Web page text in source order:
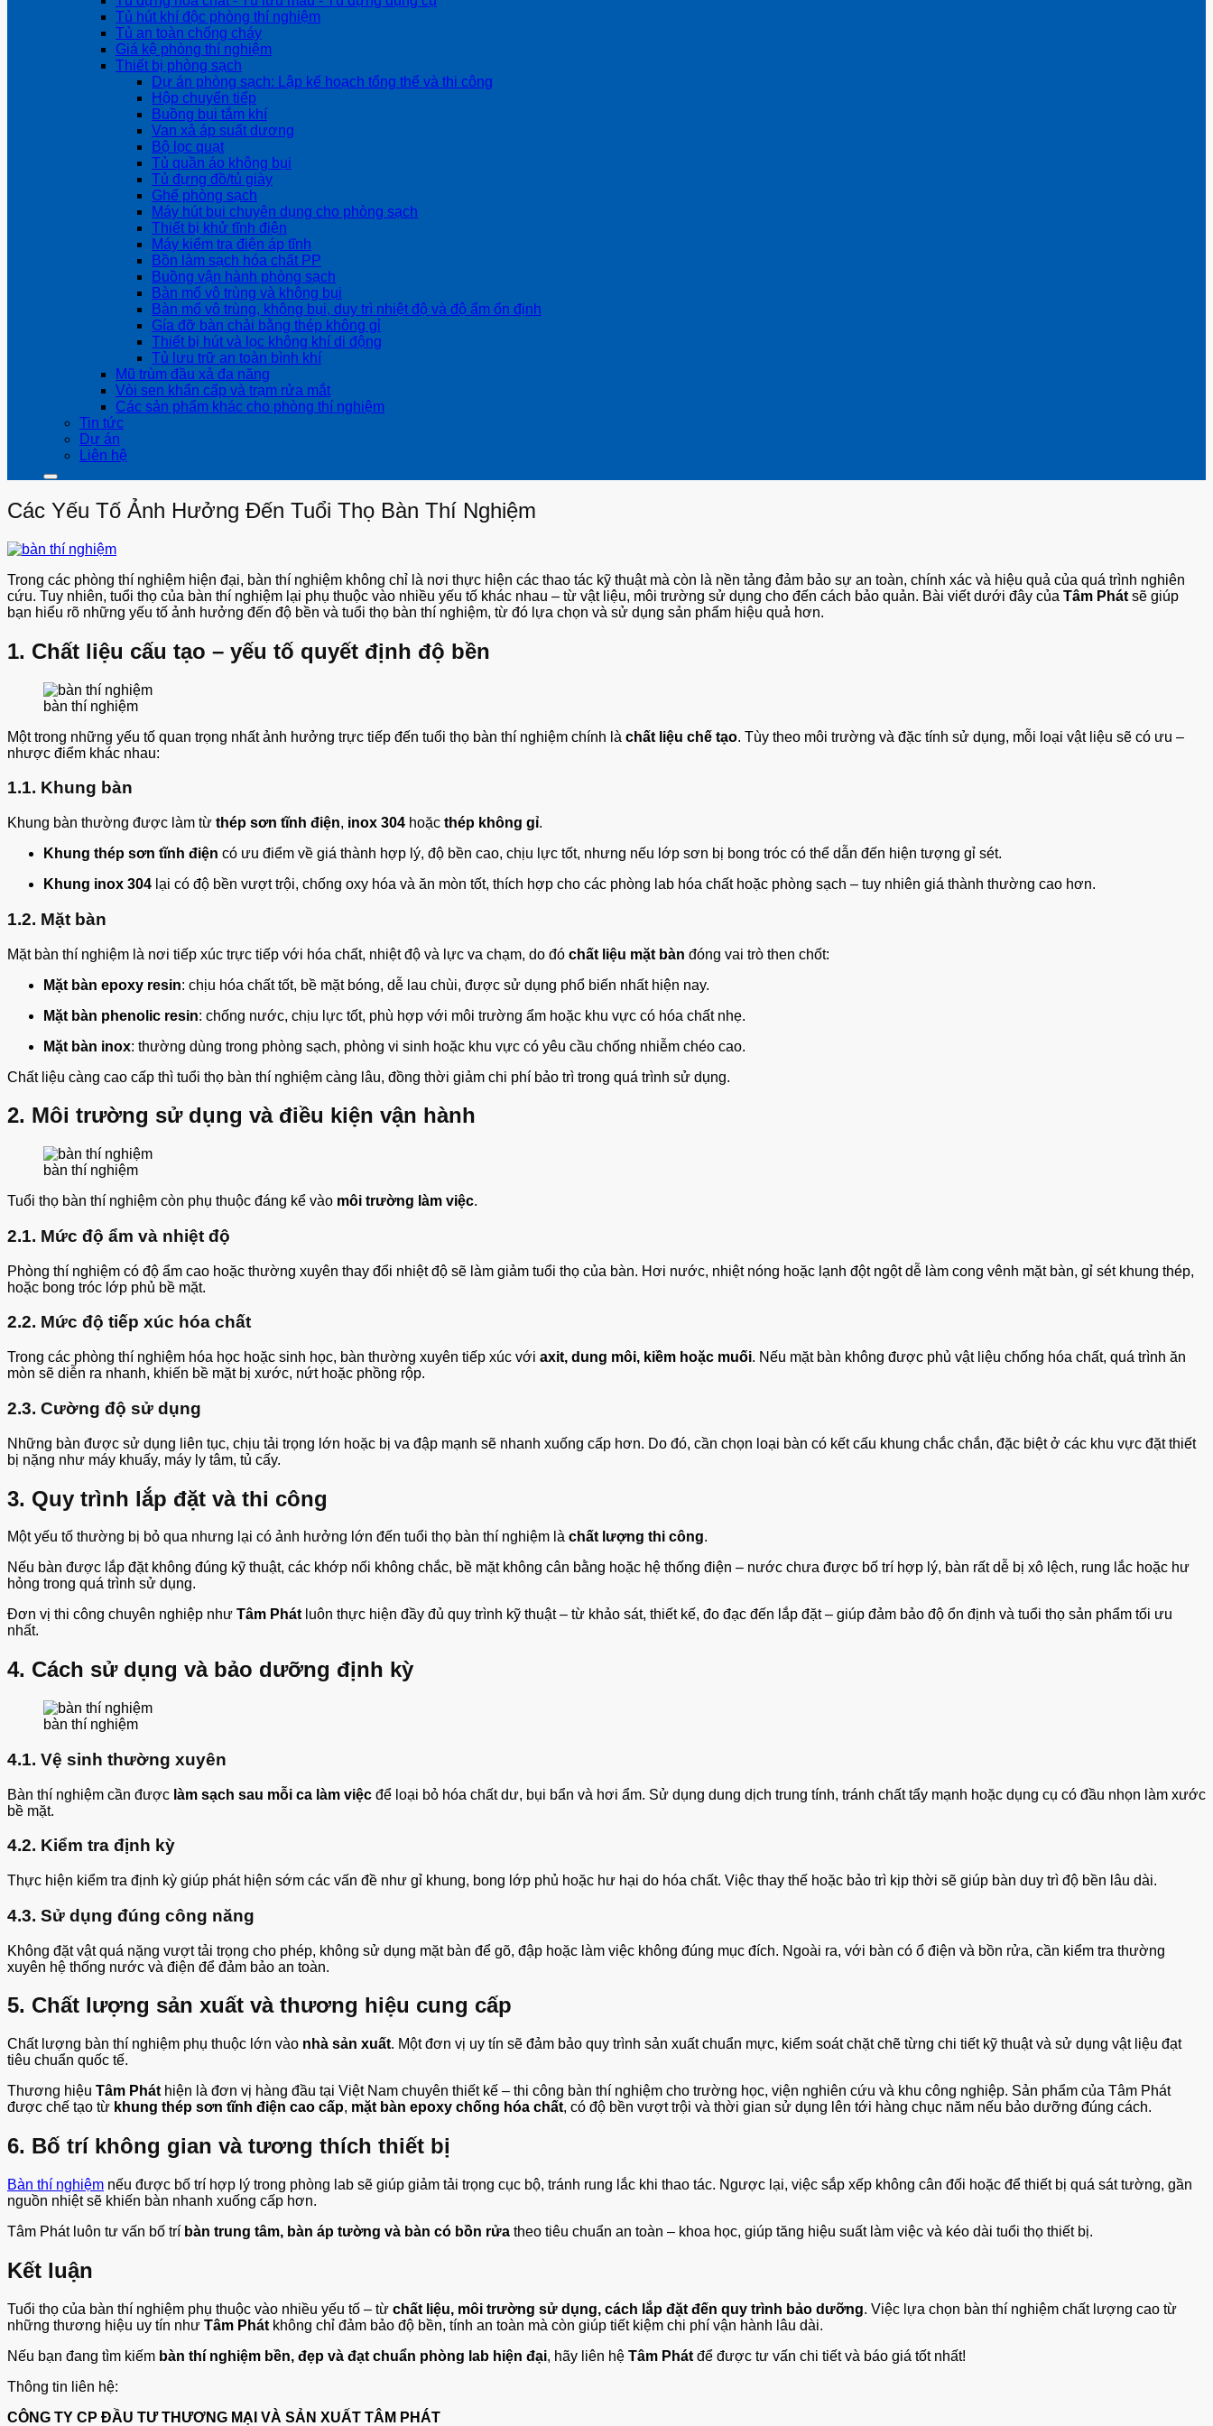
Tủ hút khí độc phòng thí nghiệm
Tủ an toàn chống cháy
Giá kệ phòng thí nghiệm
Thiết bị phòng sạch
Dự án phòng sạch: Lập kế hoạch tổng thể và thi công
Hộp chuyển tiếp
Buồng bụi tắm khí
Van xả áp suất dương
Bộ lọc quạt
Tủ quần áo không bụi
Tủ đựng đồ/tủ giày
Ghế phòng sạch
Máy hút bụi chuyên dụng cho phòng sạch
Thiết bị khử tĩnh điện
Máy kiểm tra điện áp tĩnh
Bồn làm sạch hóa chất PP
Buồng vận hành phòng sạch
Bàn mổ vô trùng và không bụi
Bàn mổ vô trùng, không bụi, duy trì nhiệt độ và độ ẩm ổn định
Gía đỡ bàn chải bằng thép không gỉ
Thiết bị hút và lọc không khí di động
Tủ lưu trữ an toàn bình khí
Mũ trùm đầu xả đa năng
Vòi sen khẩn cấp và trạm rửa mắt
Các sản phẩm khác cho phòng thí nghiệm
Tin tức
Dự án
Liên hệ
Các Yếu Tố Ảnh Hưởng Đến Tuổi Thọ Bàn Thí Nghiệm
Trong các phòng thí nghiệm hiện đại, bàn thí nghiệm không chỉ là nơi thực hiện các thao tác kỹ thuật mà còn là nền tảng đảm bảo sự an toàn, chính xác và hiệu quả của quá trình nghiên
cứu. Tuy nhiên, tuổi thọ của bàn thí nghiệm lại phụ thuộc vào nhiều yếu tố khác nhau – từ vật liệu, môi trường sử dụng cho đến cách bảo quản. Bài viết dưới đây của Tâm Phát sẽ giúp
bạn hiểu rõ những yếu tố ảnh hưởng đến độ bền và tuổi thọ bàn thí nghiệm, từ đó lựa chọn và sử dụng sản phẩm hiệu quả hơn.
1. Chất liệu cấu tạo – yếu tố quyết định độ bền
bàn thí nghiệm
Một trong những yếu tố quan trọng nhất ảnh hưởng trực tiếp đến tuổi thọ bàn thí nghiệm chính là chất liệu chế tạo. Tùy theo môi trường và đặc tính sử dụng, mỗi loại vật liệu sẽ có ưu –
nhược điểm khác nhau:
1.1. Khung bàn
Khung bàn thường được làm từ thép sơn tĩnh điện, inox 304 hoặc thép không gỉ.
Khung thép sơn tĩnh điện có ưu điểm về giá thành hợp lý, độ bền cao, chịu lực tốt, nhưng nếu lớp sơn bị bong tróc có thể dẫn đến hiện tượng gỉ sét.
Khung inox 304 lại có độ bền vượt trội, chống oxy hóa và ăn mòn tốt, thích hợp cho các phòng lab hóa chất hoặc phòng sạch – tuy nhiên giá thành thường cao hơn.
1.2. Mặt bàn
Mặt bàn thí nghiệm là nơi tiếp xúc trực tiếp với hóa chất, nhiệt độ và lực va chạm, do đó chất liệu mặt bàn đóng vai trò then chốt:
Mặt bàn epoxy resin: chịu hóa chất tốt, bề mặt bóng, dễ lau chùi, được sử dụng phổ biến nhất hiện nay.
Mặt bàn phenolic resin: chống nước, chịu lực tốt, phù hợp với môi trường ẩm hoặc khu vực có hóa chất nhẹ.
Mặt bàn inox: thường dùng trong phòng sạch, phòng vi sinh hoặc khu vực có yêu cầu chống nhiễm chéo cao.
Chất liệu càng cao cấp thì tuổi thọ bàn thí nghiệm càng lâu, đồng thời giảm chi phí bảo trì trong quá trình sử dụng.
2. Môi trường sử dụng và điều kiện vận hành
bàn thí nghiệm
Tuổi thọ bàn thí nghiệm còn phụ thuộc đáng kể vào môi trường làm việc.
2.1. Mức độ ẩm và nhiệt độ
Phòng thí nghiệm có độ ẩm cao hoặc thường xuyên thay đổi nhiệt độ sẽ làm giảm tuổi thọ của bàn. Hơi nước, nhiệt nóng hoặc lạnh đột ngột dễ làm cong vênh mặt bàn, gỉ sét khung thép,
hoặc bong tróc lớp phủ bề mặt.
2.2. Mức độ tiếp xúc hóa chất
Trong các phòng thí nghiệm hóa học hoặc sinh học, bàn thường xuyên tiếp xúc với axit, dung môi, kiềm hoặc muối. Nếu mặt bàn không được phủ vật liệu chống hóa chất, quá trình ăn
mòn sẽ diễn ra nhanh, khiến bề mặt bị xước, nứt hoặc phồng rộp.
2.3. Cường độ sử dụng
Những bàn được sử dụng liên tục, chịu tải trọng lớn hoặc bị va đập mạnh sẽ nhanh xuống cấp hơn. Do đó, cần chọn loại bàn có kết cấu khung chắc chắn, đặc biệt ở các khu vực đặt thiết
bị nặng như máy khuấy, máy ly tâm, tủ cấy.
3. Quy trình lắp đặt và thi công
Một yếu tố thường bị bỏ qua nhưng lại có ảnh hưởng lớn đến tuổi thọ bàn thí nghiệm là chất lượng thi công.
Nếu bàn được lắp đặt không đúng kỹ thuật, các khớp nối không chắc, bề mặt không cân bằng hoặc hệ thống điện – nước chưa được bố trí hợp lý, bàn rất dễ bị xô lệch, rung lắc hoặc hư
hỏng trong quá trình sử dụng.
Đơn vị thi công chuyên nghiệp như Tâm Phátluôn thực hiện đầy đủ quy trình kỹ thuật – từ khảo sát, thiết kế, đo đạc đến lắp đặt – giúp đảm bảo độ ổn định và tuổi thọ sản phẩm tối ưu
nhất.
4. Cách sử dụng và bảo dưỡng định kỳ
bàn thí nghiệm
4.1. Vệ sinh thường xuyên
Bàn thí nghiệm cần được làm sạch sau mỗi ca làm việc để loại bỏ hóa chất dư, bụi bẩn và hơi ẩm. Sử dụng dung dịch trung tính, tránh chất tẩy mạnh hoặc dụng cụ có đầu nhọn làm xước
bề mặt.
4.2. Kiểm tra định kỳ
Thực hiện kiểm tra định kỳ giúp phát hiện sớm các vấn đề như gỉ khung, bong lớp phủ hoặc hư hại do hóa chất. Việc thay thế hoặc bảo trì kịp thời sẽ giúp bàn duy trì độ bền lâu dài.
4.3. Sử dụng đúng công năng
Không đặt vật quá nặng vượt tải trọng cho phép, không sử dụng mặt bàn để gõ, đập hoặc làm việc không đúng mục đích. Ngoài ra, với bàn có ổ điện và bồn rửa, cần kiểm tra thường
xuyên hệ thống nước và điện để đảm bảo an toàn.
5. Chất lượng sản xuất và thương hiệu cung cấp
Chất lượng bàn thí nghiệm phụ thuộc lớn vào nhà sản xuất. Một đơn vị uy tín sẽ đảm bảo quy trình sản xuất chuẩn mực, kiểm soát chặt chẽ từng chi tiết kỹ thuật và sử dụng vật liệu đạt
tiêu chuẩn quốc tế.
Thương hiệu Tâm Phát hiện là đơn vị hàng đầu tại Việt Nam chuyên thiết kế – thi công bàn thí nghiệm cho trường học, viện nghiên cứu và khu công nghiệp. Sản phẩm của Tâm Phát
được chế tạo từ khung thép sơn tĩnh điện cao cấp, mặt bàn epoxy chống hóa chất, có độ bền vượt trội và thời gian sử dụng lên tới hàng chục năm nếu bảo dưỡng đúng cách.
6. Bố trí không gian và tương thích thiết bị
Bàn thí nghiệm nếu được bố trí hợp lý trong phòng lab sẽ giúp giảm tải trọng cục bộ, tránh rung lắc khi thao tác. Ngược lại, việc sắp xếp không cân đối hoặc để thiết bị quá sát tường, gần
nguồn nhiệt sẽ khiến bàn nhanh xuống cấp hơn.
Tâm Phát luôn tư vấn bố trí bàn trung tâm, bàn áp tường và bàn có bồn rửa theo tiêu chuẩn an toàn – khoa học, giúp tăng hiệu suất làm việc và kéo dài tuổi thọ thiết bị.
Kết luận
Tuổi thọ của bàn thí nghiệm phụ thuộc vào nhiều yếu tố – từ chất liệu, môi trường sử dụng, cách lắp đặt đến quy trình bảo dưỡng. Việc lựa chọn bàn thí nghiệm chất lượng cao từ
những thương hiệu uy tín như Tâm Phát không chỉ đảm bảo độ bền, tính an toàn mà còn giúp tiết kiệm chi phí vận hành lâu dài.
Nếu bạn đang tìm kiếm bàn thí nghiệm bền, đẹp và đạt chuẩn phòng lab hiện đại, hãy liên hệ Tâm Phát để được tư vấn chi tiết và báo giá tốt nhất!
Thông tin liên hệ:
CÔNG TY CP ĐẦU TƯ THƯƠNG MẠI VÀ SẢN XUẤT TÂM PHÁT